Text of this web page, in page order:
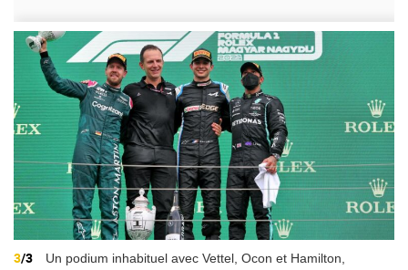
3/3
Un podium inhabituel avec Vettel, Ocon et Hamilton,